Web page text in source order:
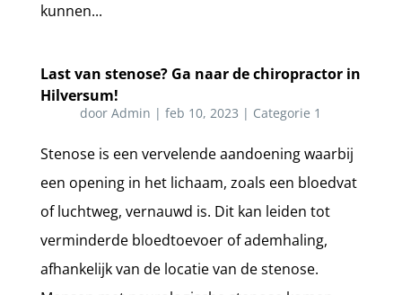
kunnen...
Last van stenose? Ga naar de chiropractor in
Hilversum!
doorAdmin |feb 10, 2023 | Categorie 1
Stenose is een vervelende aandoening waarbij
een opening in het lichaam, zoals een bloedvat
of luchtweg, vernauwd is. Dit kan leiden tot
verminderde bloedtoevoer of ademhaling,
afhankelijk van de locatie van de stenose.